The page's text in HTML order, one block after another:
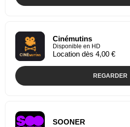
Cinémutins
Disponible en HD
Location dès 4,00 €
REGARDER
SOONER